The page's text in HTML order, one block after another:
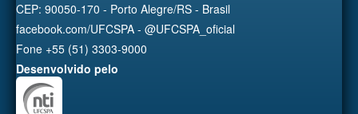
CEP: 90050-170 - Porto Alegre/RS - Brasil
facebook.com/UFCSPA - @UFCSPA_oficial
Fone +55 (51) 3303-9000
Desenvolvido pelo